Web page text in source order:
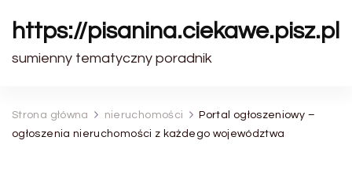
https://pisanina.ciekawe.pisz.pl
sumienny tematyczny poradnik
Strona główna nieruchomości
Portal ogłoszeniowy –
ogłoszenia nieruchomości z każdego województwa